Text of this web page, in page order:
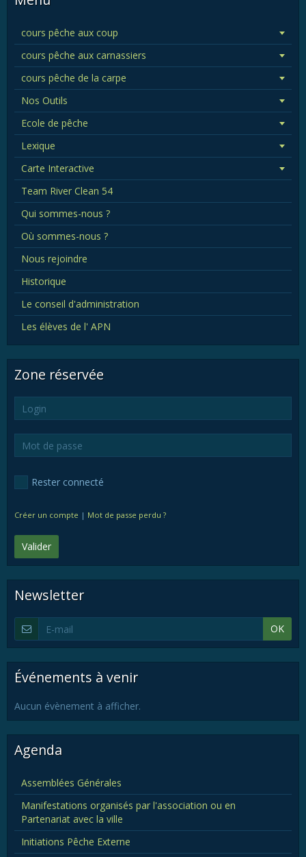
cours pêche aux coup
cours pêche aux carnassiers
cours pêche de la carpe
Nos Outils
Ecole de pêche
Lexique
Carte Interactive
Team River Clean 54
Qui sommes-nous ?
Où sommes-nous ?
Nous rejoindre
Historique
Le conseil d'administration
Les élèves de l' APN
Zone réservée
Rester connecté
Créer un compte | Mot de passe perdu ?
Valider
Newsletter
OK
Événements à venir
Aucun évènement à afficher.
Agenda
Assemblées Générales
Manifestations organisés par l'association ou en
Partenariat avec la ville
Initiations Pêche Externe